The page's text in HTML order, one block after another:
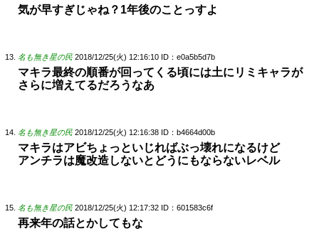
気が早すぎじゃね？1年後のことっすよ
名も無き星の民 2018/12/25(火) 12:16:10 ID：e0a5b5d7b
マキラ最終の順番が回ってくる頃には土にリミキャラが
さらに増えてるだろうなあ
名も無き星の民 2018/12/25(火) 12:16:38 ID：b4664d00b
マキラはアビちょっといじればぶっ壊れになるけど
アンチラは魔改造しないとどうにもならないレベル
名も無き星の民 2018/12/25(火) 12:17:32 ID：601583c6f
再来年の話とかしてもな